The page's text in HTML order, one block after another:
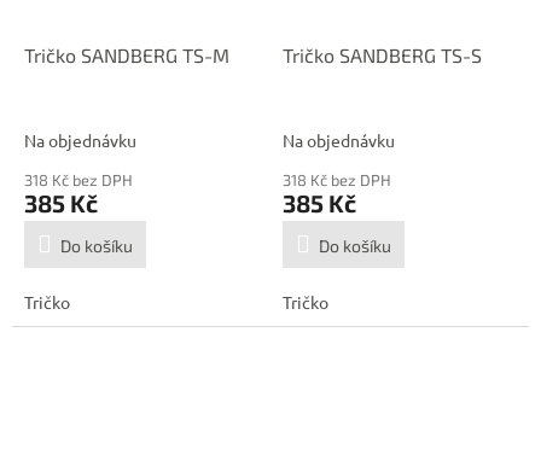
Tričko SANDBERG TS-M
Na objednávku
318 Kč bez DPH
385 Kč
Do košíku
Tričko
Tričko SANDBERG TS-S
Na objednávku
318 Kč bez DPH
385 Kč
Do košíku
Tričko